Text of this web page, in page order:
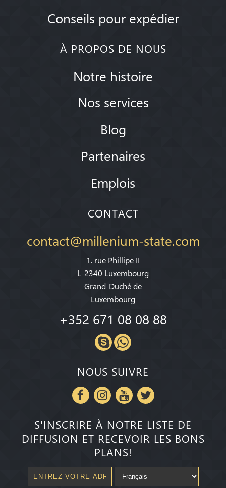
Conseils pour expédier
À PROPOS DE NOUS
Notre histoire
Nos services
Blog
Partenaires
Emplois
CONTACT
contact@millenium-state.com
1. rue Phillipe II
L-2340 Luxembourg
Grand-Duché de
Luxembourg
+352 671 08 08 88
NOUS SUIVRE
S'INSCRIRE À NOTRE LISTE DE
DIFFUSION ET RECEVOIR LES BONS
PLANS!